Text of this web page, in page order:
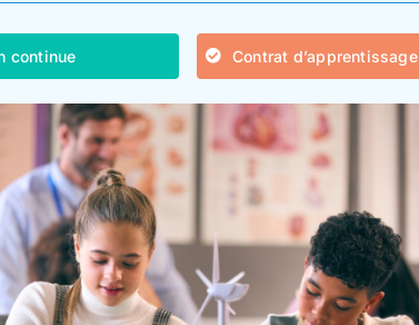
continue Contrat d’apprentissage